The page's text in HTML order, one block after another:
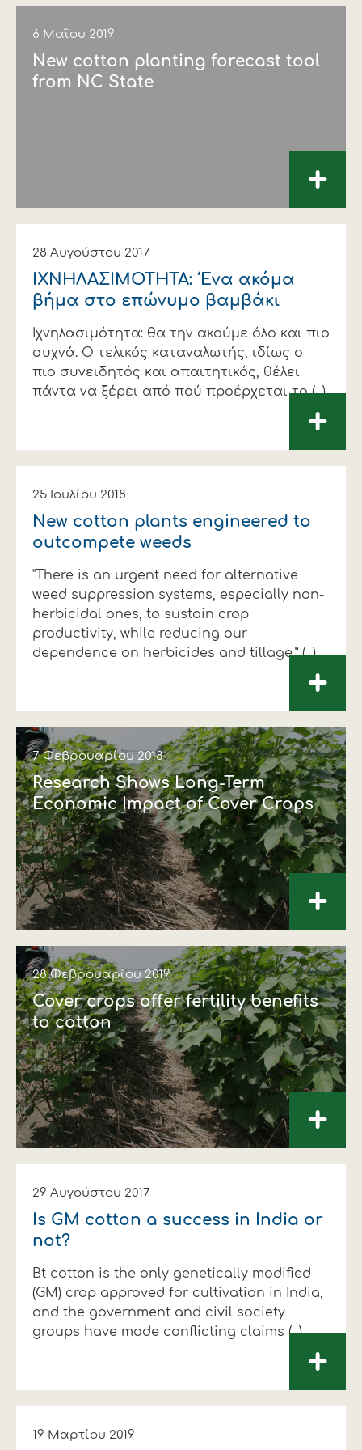
6 Μαΐου 2019
New cotton planting forecast tool
from NC State
+
28 Αυγούστου 2017
ΙΧΝΗΛΑΣΙΜΟΤΗΤΑ: Ένα ακόμα
βήμα στο επώνυμο βαμβάκι
Ιχνηλασιμότητα: θα την ακούμε όλο και πιο
συχνά. Ο τελικός καταναλωτής, ιδίως ο
πιο συνειδητός και απαιτητικός, θέλει
πάντα να ξέρει από πού προέρχεται το (...)
+
25 Ιουλίου 2018
New cotton plants engineered to
outcompete weeds
"There is an urgent need for alternative
weed suppression systems, especially non-
herbicidal ones, to sustain crop
productivity, while reducing our
dependence on herbicides and tillage.” (...)
+
7 Φεβρουαρίου 2018
Research Shows Long-Term
Economic Impact of Cover Crops
+
28 Φεβρουαρίου 2019
Cover crops offer fertility benefits
to cotton
+
29 Αυγούστου 2017
Is GM cotton a success in India or
not?
Bt cotton is the only genetically modified
(GM) crop approved for cultivation in India,
and the government and civil society
groups have made conflicting claims (...)
+
19 Μαρτίου 2019